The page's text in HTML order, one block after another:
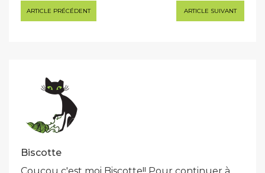
Navigation
de
ARTICLE PRÉCÉDENT ARTICLE SUIVANT
Biscotte